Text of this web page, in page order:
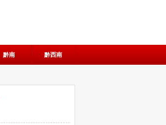
黔南 黔西南